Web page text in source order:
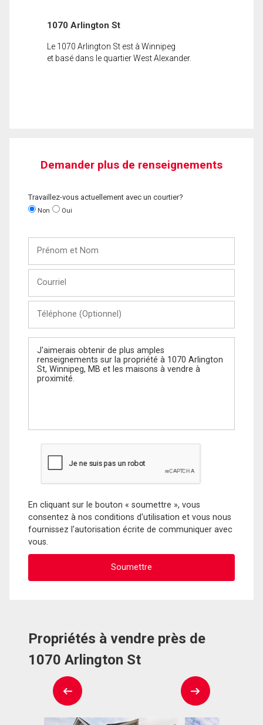
1070 Arlington St
Le 1070 Arlington St est à Winnipeg
et basé dans le quartier West Alexander.
Demander plus de renseignements
Travaillez-vous actuellement avec un courtier?
Non Oui
Nom
(Optionnel)
Message
En cliquant sur le bouton « soumettre », vous
consentez à nos conditions d'utilisation et vous nous
fournissez l'autorisation écrite de communiquer avec
vous.
Propriétés à vendre près de
1070 Arlington St